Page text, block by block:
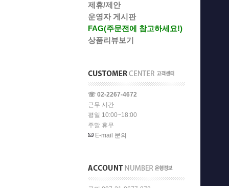
제휴/제안
운영자 게시판
FAG(주문전에 참고하세요!)
상품리뷰보기
☏ 02-2267-4672
근무 시간
평일 10:00~18:00
주말 휴무
E-mail 문의